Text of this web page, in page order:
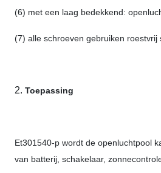
(6) met een laag bedekkend:
(7) alle schroeven gebruiken roestvrij
2. Toepassing
Et301540-p wordt de openluchtpool
van batterij, schakelaar,